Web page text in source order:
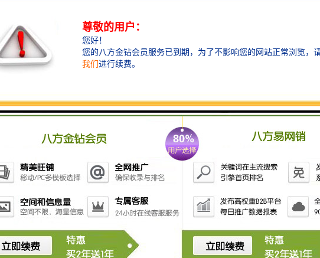
我们公司始终坚持“以科技求发展，以质量求生存”的方针，开拓进取，努力开拓市场
业信誉，期待与新老朋 友洽谈合作，共创明日辉煌！